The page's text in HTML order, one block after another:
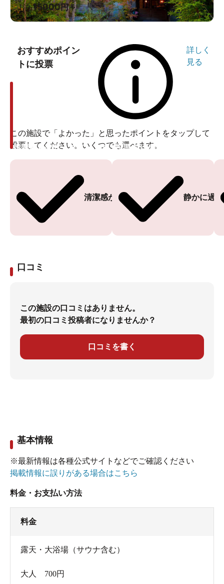
1泊15000円～
おすすめポイン
トに投票
詳しく
見る
この施設で「よかった」と思ったポイントをタップして
投票してください。いくつでも選べます。
清潔感がある
投票ありがとうございます
静かに過
投票ありがとうございます
口コミ
この施設の口コミはありません。
最初の口コミ投稿者になりませんか？
口コミを書く
基本情報
※最新情報は各種公式サイトなどでご確認ください
掲載情報に誤りがある場合はこちら
料金・お支払い方法
料金
露天・大浴場（サウナ含む）
大人 700円